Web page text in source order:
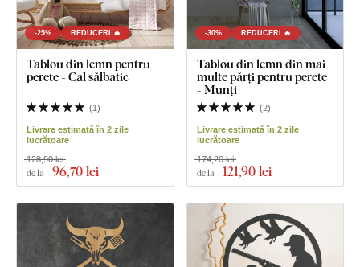
-25% REDUCERI 🔥
Tablou din lemn pentru
perete - Cal sălbatic
(1)
Livrare estimată în 2 zile
lucrătoare
de la 96,70 lei
128,90 lei
-30% REDUCERI 🔥
Tablou din lemn din mai
multe părți pentru perete
- Munți
(2)
Livrare estimată în 2 zile
lucrătoare
de la 121,90 lei
174,20 lei